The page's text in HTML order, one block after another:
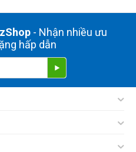
- Nhận nhiều ưu
hấp dẫn